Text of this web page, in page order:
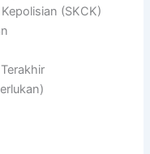
(SKCK)